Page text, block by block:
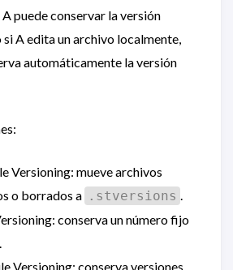
puede conservar la versión
A edita un archivo localmente,
automáticamente la versión
Versioning: mueve archivos
o borrados a .stversions .
conserva un número fijo
Versioning: conserva versiones